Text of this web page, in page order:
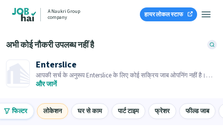
A Naukri Group
company
हायर लोकल स्टाफ
अभी कोई नौकरी उपलब्ध नहीं है
Enterslice
आपकी सर्च के अनुरूप Enterslice के लिए कोई सक्रिय जाब ओपनिंग नहीं है।
समान जाब ओपनिंग्स ब्राउज़ करें।
और जानें
फिल्टर लोकेशन घर से काम पार्ट टाइम फ्रेशर फील्ड जाब